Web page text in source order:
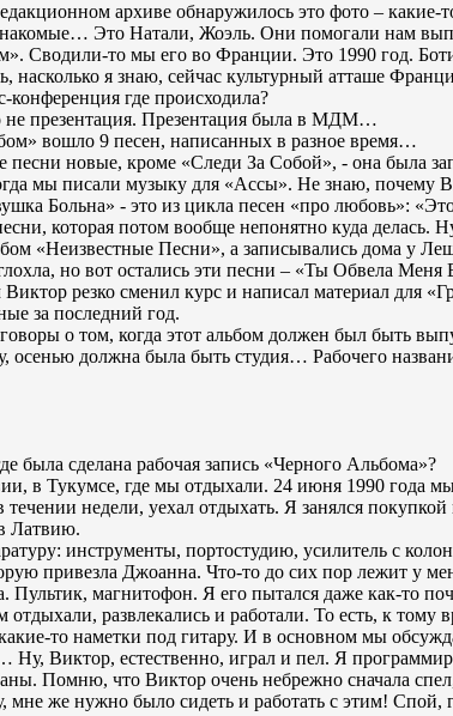
архиве обнаружилось это фото – какие-
Это Натали, Жоэль. Они помогали нам
Сводили-то мы его во Франции. Это 1990 год.
я знаю, сейчас культурный атташе
конференция где происходила?
не презентация. Презентация была в МДМ…
вошло 9 песен, написанных в разное время…
песни новые, кроме «Следи За Собой», - она была
мы писали музыку для «Ассы». Не знаю, почему
Больна» - это из цикла песен «про любовь»:
которая потом вообще непонятно куда делась.
«Неизвестные Песни», а записывались дома у
но вот остались эти песни – «Ты Обвела
резко сменил курс и написал материал для
за последний год.
о том, когда этот альбом должен был быть
осенью должна была быть студия… Рабочего
была сделана рабочая запись «Черного Альбома»?
в Тукумсе, где мы отдыхали. 24 июня 1990 года
течении недели, уехал отдыхать. Я занялся
Латвию.
инструменты, портостудию, усилитель с
привезла Джоанна. Что-то до сих пор лежит у
Пультик, магнитофон. Я его пытался даже как-то
развлекались и работали. То есть, к тому
то наметки под гитару. И в основном мы
Ну, Виктор, естественно, играл и пел. Я
Помню, что Виктор очень небрежно сначала
мне же нужно было сидеть и работать с этим!